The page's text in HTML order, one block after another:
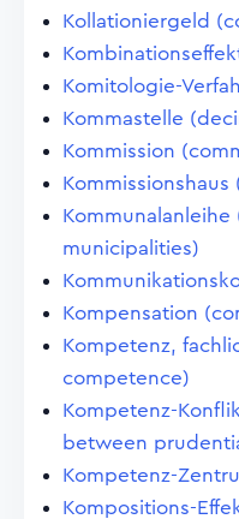
Kollationiergeld
Komitologie-
Kommastelle
Kommission
municipalities)
Kompensation
Kompetenz,
competence)
Kompetenz-
between
Kompetenz-
Kompositions-